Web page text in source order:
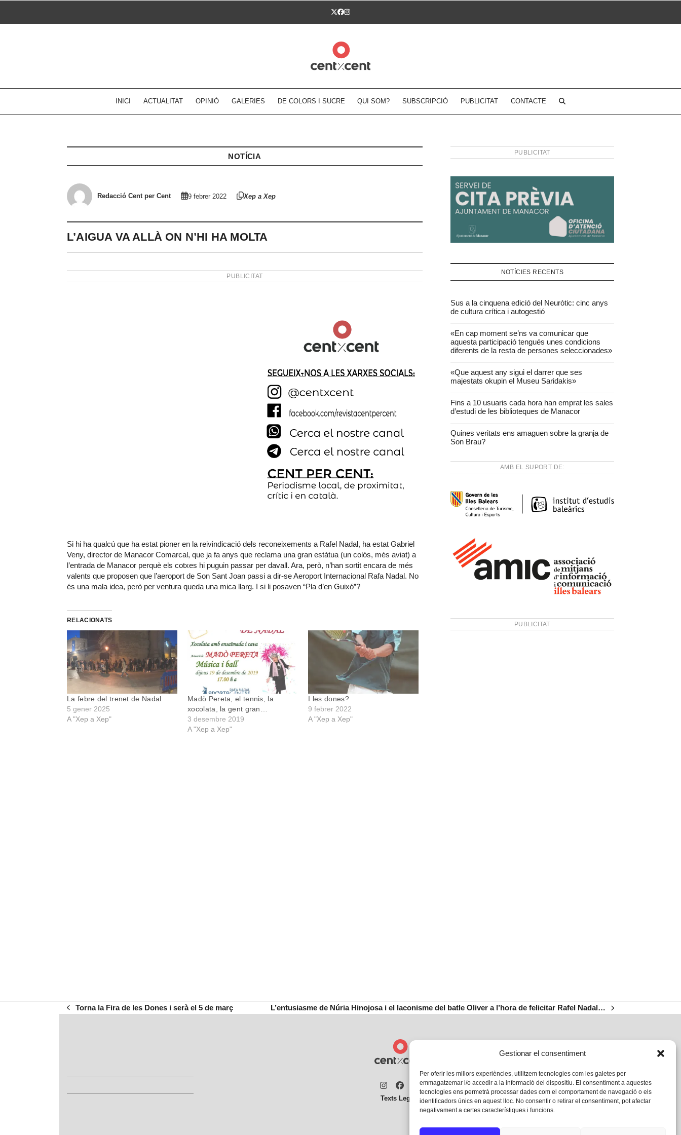
Gestionar el consentiment
Per oferir les millors experiències, utilitzem tecnologies com les galetes per
emmagatzemar i/o accedir a la informació del dispositiu. El consentiment a aquestes
tecnologies ens permetrà processar dades com el comportament de navegació o els
identificadors únics en aquest lloc. No consentir o retirar el consentiment, pot afectar
negativament a certes característiques i funcions.
Twitter
Facebook
Instagram
INICI ACTUALITAT OPINIÓ GALERIES DE COLORS I SUCRE QUI SOM? SUBSCRIPCIÓ PUBLICITAT CONTACTE
NOTÍCIA
Redacció Cent per Cent 9 febrer 2022 Xep a Xep
L’AIGUA VA ALLÀ ON N’HI HA MOLTA
PUBLICITAT
Si hi ha qualcú que ha estat pioner en la reivindicació dels reconeixements a Rafel Nadal, ha estat Gabriel
Veny, director de Manacor Comarcal, que ja fa anys que reclama una gran estàtua (un colós, més aviat) a
l’entrada de Manacor perquè els cotxes hi puguin passar per davall. Ara, però, n’han sortit encara de més
valents que proposen que l’aeroport de Son Sant Joan passi a dir-se Aeroport Internacional Rafa Nadal. No
és una mala idea, però per ventura queda una mica llarg. I si li posaven “Pla d’en Guixó”?
RELACIONATS
La febre del trenet de Nadal
5 gener 2025
A "Xep a Xep"
Madò Pereta, el tennis, la
xocolata, la gent gran…
3 desembre 2019
A "Xep a Xep"
I les dones?
9 febrer 2022
A "Xep a Xep"
PUBLICITAT
NOTÍCIES RECENTS
Sus a la cinquena edició del Neuròtic: cinc anys
de cultura crítica i autogestió
«En cap moment se’ns va comunicar que
aquesta participació tengués unes condicions
diferents de la resta de persones seleccionades»
«Que aquest any sigui el darrer que ses
majestats okupin el Museu Saridakis»
Fins a 10 usuaris cada hora han emprat les sales
d’estudi de les biblioteques de Manacor
Quines veritats ens amaguen sobre la granja de
Son Brau?
AMB EL SUPORT DE:
PUBLICITAT
previous
Torna la Fira de les Dones i serà el 5 de març
next
L’entusiasme de Núria Hinojosa i el laconisme del batle Oliver a l’hora de felicitar Rafel Nadal…
Instagram
Facebook
Twitter
Texts Legals